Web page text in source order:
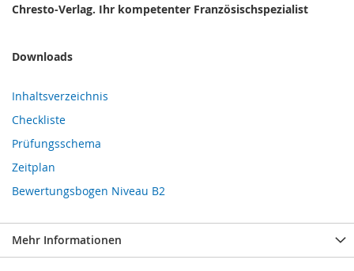
Chresto-Verlag. Ihr kompetenter Französischspezialist
Downloads
Inhaltsverzeichnis
Checkliste
Prüfungsschema
Zeitplan
Bewertungsbogen Niveau B2
Mehr Informationen